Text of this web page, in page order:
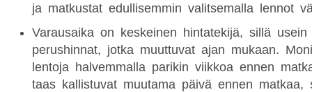
ja matkustat edullisemmin valitsemalla lennot
Varausaika on keskeinen hintatekijä, sillä
perushinnat, jotka muuttuvat ajan mukaan.
lentoja halvemmalla parikin viikkoa ennen
taas kallistuvat muutama päivä ennen matkaa,